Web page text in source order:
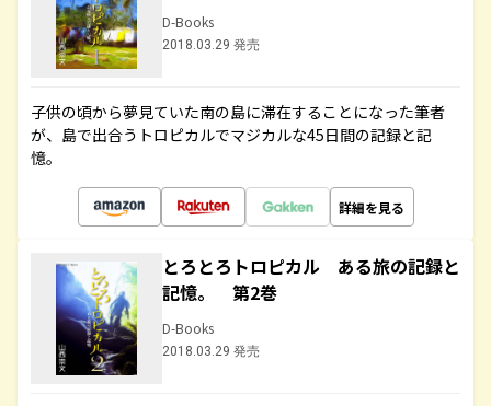
D-Books
2018.03.29 発売
子供の頃から夢見ていた南の島に滞在することになった筆者
が、島で出合うトロピカルでマジカルな45日間の記録と記
憶。
詳細を見る
とろとろトロピカル ある旅の記録と
記憶。 第2巻
D-Books
2018.03.29 発売